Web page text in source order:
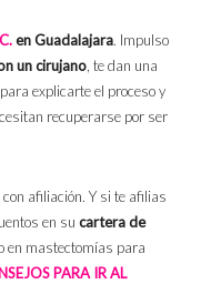
en Guadalajara. Impulso
un cirujano, te dan una
explicarte el proceso y
recuperarse por ser
afiliación. Y si te afilias
en su cartera de
en mastectomías para
PARA IR AL